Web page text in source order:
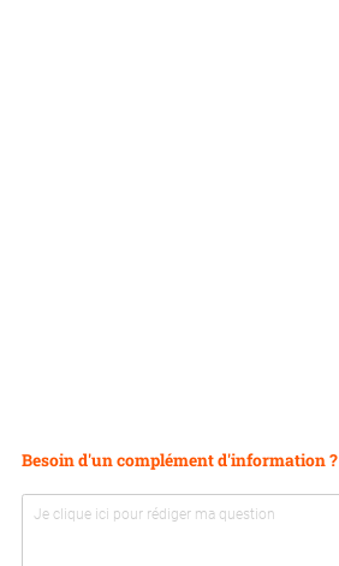
Besoin d'un complément d'information ?